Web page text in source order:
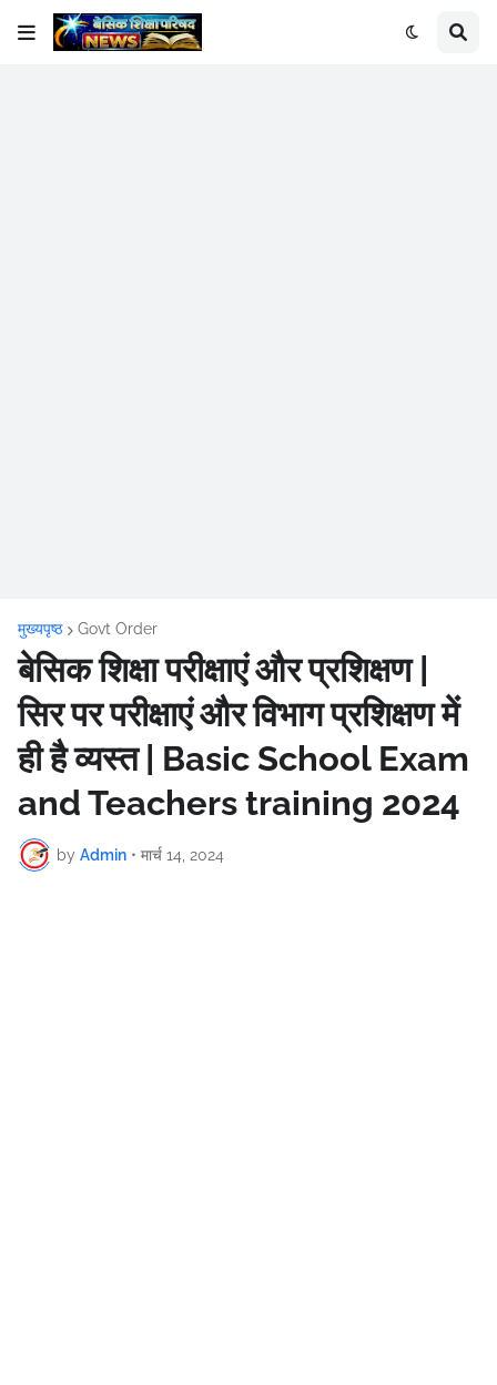
मुख्यपृष्ठ Govt Order
बेसिक शिक्षा परीक्षाएं और प्रशिक्षण |
सिर पर परीक्षाएं और विभाग प्रशिक्षण में
ही है व्यस्त | Basic School Exam
and Teachers training 2024
by Admin • मार्च 14, 2024